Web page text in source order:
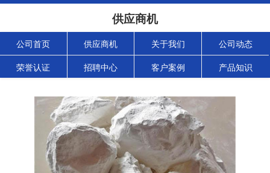
供应商机
公司首页 供应商机 关于我们 公司动态
荣誉认证 招聘中心 客户案例 产品知识